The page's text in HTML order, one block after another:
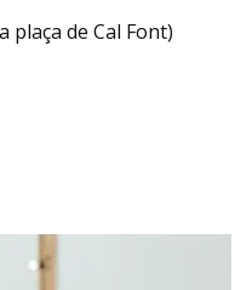
de Cal Font)